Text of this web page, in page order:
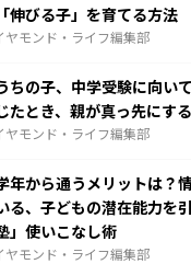
伸びる子」を育てる方法
ヤモンド・ライフ編集部
うちの子、中学受験に向い
たとき、親が真っ先にす
ヤモンド・ライフ編集部
年から通うメリットは？
る、子どもの潜在能力を
」使いこなし術
ヤモンド・ライフ編集部